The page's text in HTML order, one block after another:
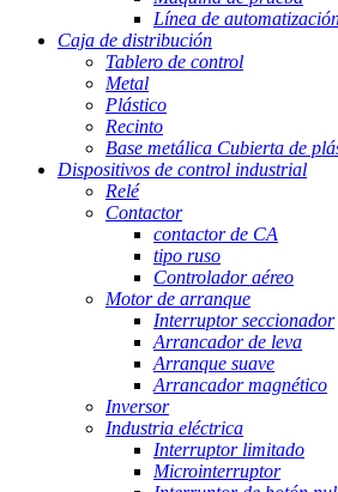
Línea de
Caja de distribución
Tablero de control
Metal
Plástico
Recinto
Base metálica Cubierta de
Dispositivos de control industrial
Relé
Contactor
contactor de CA
tipo ruso
Controlador aéreo
Motor de arranque
Interruptor seccionador
Arrancador de leva
Arranque suave
Arrancador magnético
Inversor
Industria eléctrica
Interruptor limitado
Microinterruptor